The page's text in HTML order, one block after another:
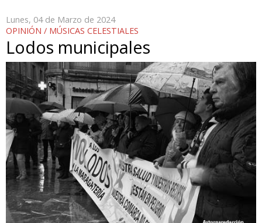
Lunes, 04 de Marzo de 2024
OPINIÓN / MÚSICAS CELESTIALES
Lodos municipales